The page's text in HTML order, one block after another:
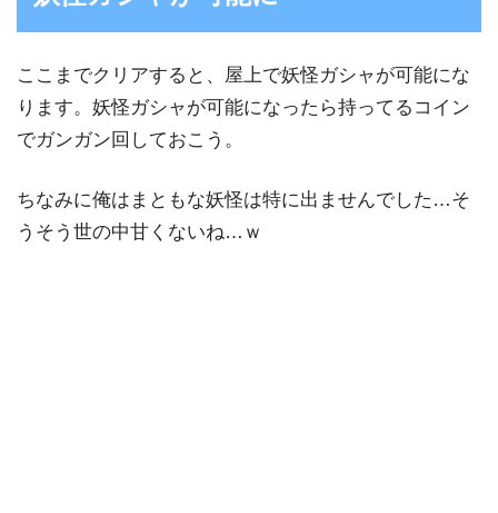
ここまでクリアすると、屋上で妖怪ガシャが可能にな
ります。妖怪ガシャが可能になったら持ってるコイン
でガンガン回しておこう。
ちなみに俺はまともな妖怪は特に出ませんでした…そ
うそう世の中甘くないね…ｗ